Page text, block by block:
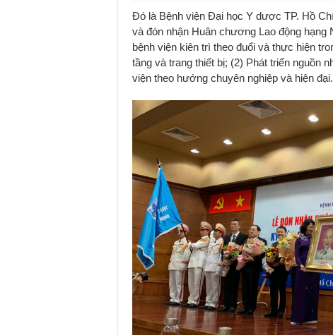
Đó là Bệnh viện Đại học Y dược TP. Hồ
và đón nhận Huân chương Lao động
bệnh viện kiên trì theo đuổi và thực hiện
tầng và trang thiết bị; (2) Phát triển nguồn
viện theo hướng chuyên nghiệp và hiện đại.